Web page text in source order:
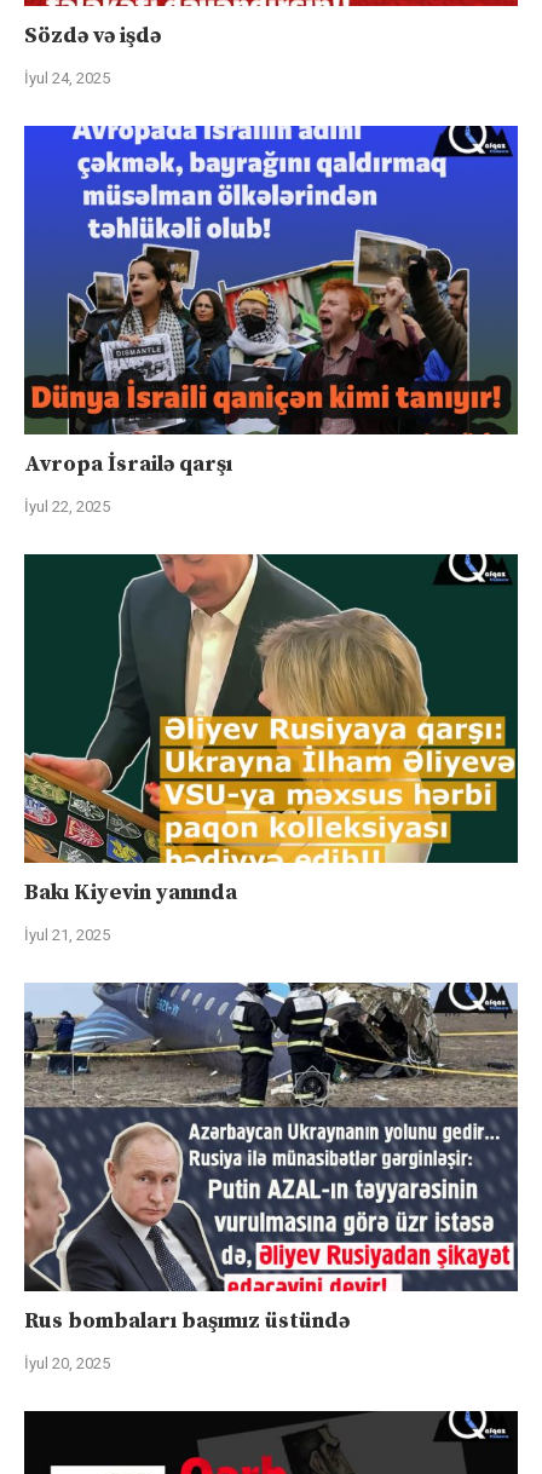
Sözdə və işdə
İyul 24, 2025
Avropa İsrailə qarşı
İyul 22, 2025
Bakı Kiyevin yanında
İyul 21, 2025
Rus bombaları başımız üstündə
İyul 20, 2025